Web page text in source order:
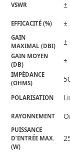
VSWR ±
EFFICACITÉ (%) ±
GAIN
MAXIMAL (DBI)
±
GAIN MOYEN
(DB)
±
IMPÉDANCE
(OHMS)
POLARISATION
RAYONNEMENT
PUISSANCE
D’ENTRÉE MAX.
(W)